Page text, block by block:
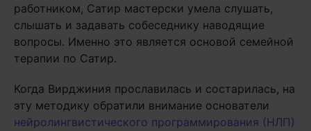
работником, Сатир мастерски умела слушать,
слышать и задавать собеседнику наводящие
вопросы. Именно это является основой семейной
терапии по Сатир.
Когда Вирджиния прославилась и состарилась, на
эту методику обратили внимание основатели
нейролингвистического программирования (НЛП)